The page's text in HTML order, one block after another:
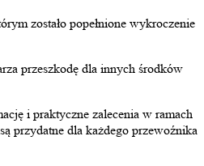
zostało popełnione wykroczenie
przeszkodę dla innych środków
i praktyczne zalecenia w ramach
przydatne dla każdego przewoźnika